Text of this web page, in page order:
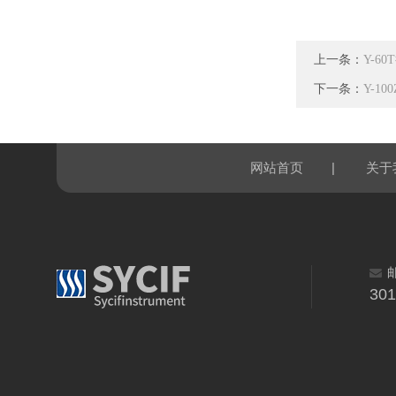
上一条： Y-
下一条： Y-
网站首页 | 关于